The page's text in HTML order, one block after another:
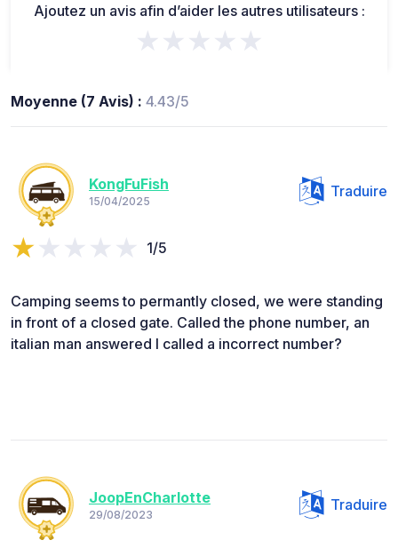
Ajoutez un avis afin d’aider les autres utilisateurs :
★★★★★
Moyenne (7 Avis) : 4.43/5
KongFuFish
15/04/2025
Traduire
1/5
Camping seems to permantly closed, we were standing
in front of a closed gate. Called the phone number, an
italian man answered I called a incorrect number?
JoopEnCharlotte
29/08/2023
Traduire